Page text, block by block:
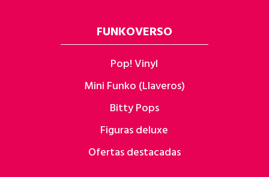
FUNKOVERSO
Pop! Vinyl
Mini Funko (Llaveros)
Bitty Pops
Figuras deluxe
Ofertas destacadas